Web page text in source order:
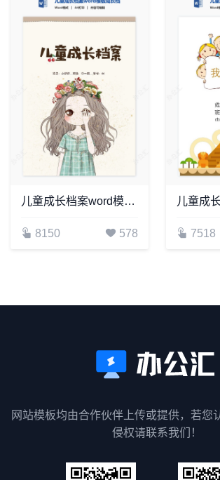
儿童成长档案word模板成长档案学生word成长手册(19)
8150 578 7518
网站模板均由合作伙伴上传或提供，若您
侵权请联系我们！